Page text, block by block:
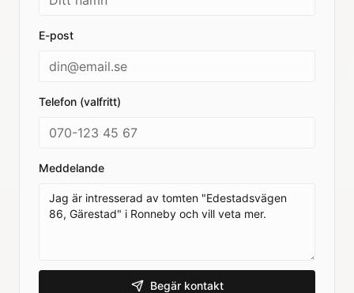
E-post
Telefon (valfritt)
Meddelande
Begär kontakt